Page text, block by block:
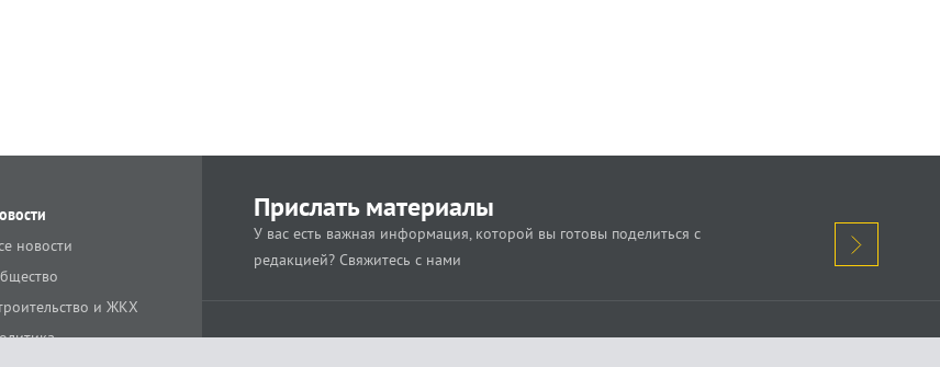
новости
и ЖКХ
Прислать материалы
У вас есть важная информация, которой вы готовы поделиться с
редакцией? Свяжитесь с нами